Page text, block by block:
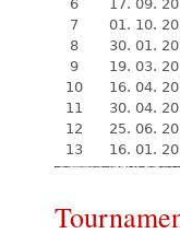
6
17. 09.
7
01. 10.
8
30. 01.
9
19. 03.
10
16. 04.
11
30. 04.
12
25. 06.
13
16. 01.